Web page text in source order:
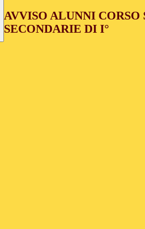
AVVISO ALUNNI CORSO
SECONDARIE DI I°